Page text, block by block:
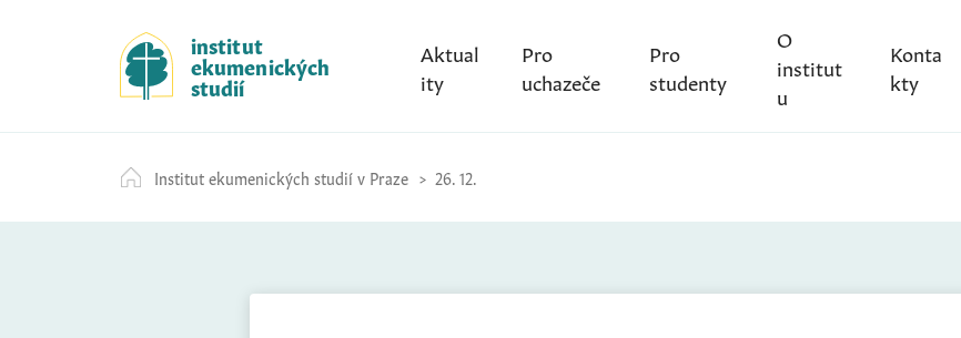
k
i
p
t
c
o
institut
ekumenických
studií
Aktual
ity
Pro
uchazeče
Pro
studenty
O
institut
u
Konta
kty
Institut ekumenických studií v Praze 26. 12.